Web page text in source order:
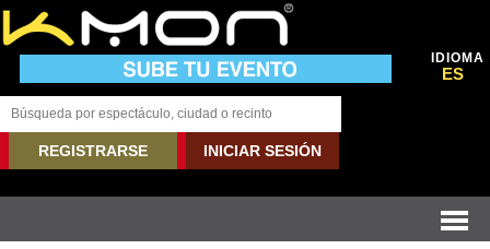
IDIOMA
ES
REGISTRARSE INICIAR SESIÓN